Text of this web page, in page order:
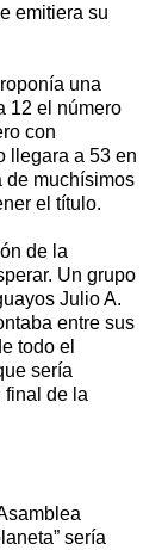
emitiera su
una
12 el número
con
llegara a 53 en
de muchísimos
el título.
de la
Un grupo
Julio A.
entre sus
todo el
sería
final de la
sería